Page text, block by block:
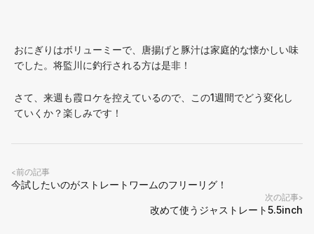
おにぎりはボリューミーで、唐揚げと豚汁は家庭的な懐かしい味
でした。将監川に釣行される方は是非！
さて、来週も霞ロケを控えているので、この1週間でどう変化し
ていくか？楽しみです！
<前の記事
今試したいのがストレートワームのフリーリグ！
次の記事>
改めて使うジャストレート5.5inch